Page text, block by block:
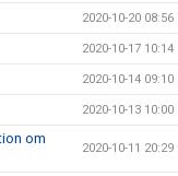
2020-10-20 08:56
2020-10-17 10:14
2020-10-14 09:10
2020-10-13 10:00
om
2020-10-11 20:29